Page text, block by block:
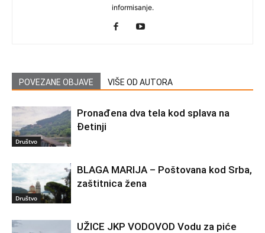
informisanje.
POVEZANE OBJAVE VIŠE OD AUTORA
Društvo
Pronađena dva tela kod splava na
Đetinji
Društvo
BLAGA MARIJA – Poštovana kod Srba,
zaštitnica žena
UŽICE JKP VODOVOD Vodu za piće